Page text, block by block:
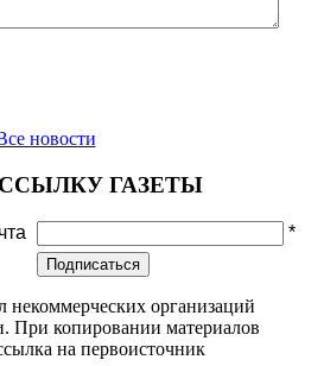
новости
ГАЗЕТЫ
*
Подписаться
некоммерческих организаций
При копировании материалов
на первоисточник